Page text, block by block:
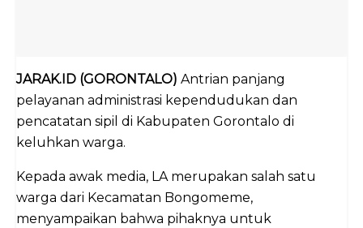
JARAK.ID (GORONTALO) Antrian panjang
pelayanan administrasi kependudukan dan
pencatatan sipil di Kabupaten Gorontalo di
keluhkan warga.
Kepada awak media, LA merupakan salah satu
warga dari Kecamatan Bongomeme,
menyampaikan bahwa pihaknya untuk